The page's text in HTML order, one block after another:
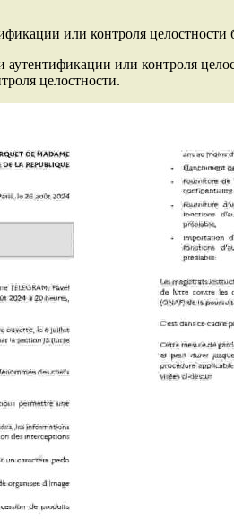
или контроля целостности
или контроля
целостности.